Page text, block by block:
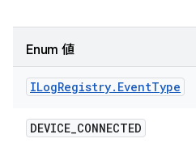
Enum 値
ILogRegistry. EventType
DEVICE_CONNECTED